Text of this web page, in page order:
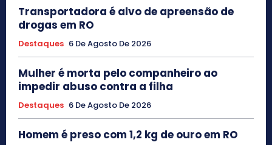
Transportadora é alvo de apreensão de
drogas em RO
Destaques 6 De Agosto De 2026
Mulher é morta pelo companheiro ao
impedir abuso contra a filha
Destaques 6 De Agosto De 2026
Homem é preso com 1,2 kg de ouro em RO